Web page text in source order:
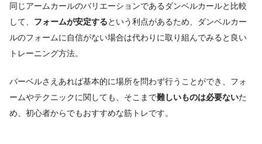
同じアームカールのバリエーションであるダンベルカールと比較
して、 フォームが安定するという利点があるため、ダンベルカー
ルのフォームに自信がない場合は代わりに取り組んでみると良い
トレーニング方法。
バーベルさえあれば基本的に場所を問わず行うことができ、フォ
ームやテクニックに関しても、そこまで難しいものは必要ないた
め、初心者からでもおすすめな筋トレです。